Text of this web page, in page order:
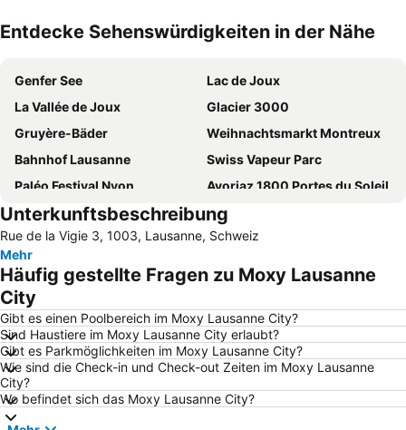
Entdecke Sehenswürdigkeiten in der Nähe
Genfer See
Lac de Joux
La Vallée de Joux
Glacier 3000
Gruyère-Bäder
Weihnachtsmarkt Montreux
Bahnhof Lausanne
Swiss Vapeur Parc
Paléo Festival Nyon
Avoriaz 1800 Portes du Soleil
Vineyard Terraces - Lavaux
Lac de Neuchâtel
Station de ski de Métabief
Hafen Lausanne Ouchy
Les Diablerets et Glacier 3000
Plage d'Excenevex
Bahnhof Montreux
Les Mosses - La Lècherette
La Givrine
Leysin Oxygène des Alpes
Messe- und Kongresszentrum Beaulieu
Sous-Gare - Ouchy
Port d'Yvoire
Völkerbundpalast
Montreux Jazz Festival
Domaine Morzine - Les Gets
Unterkunftsbeschreibung
Rue de la Vigie 3, 1003, Lausanne, Schweiz
Mehr
Häufig gestellte Fragen zu Moxy Lausanne
City
Gibt es einen Poolbereich im Moxy Lausanne City?
Sind Haustiere im Moxy Lausanne City erlaubt?
Gibt es Parkmöglichkeiten im Moxy Lausanne City?
Wie sind die Check-in und Check-out Zeiten im Moxy Lausanne
City?
Wo befindet sich das Moxy Lausanne City?